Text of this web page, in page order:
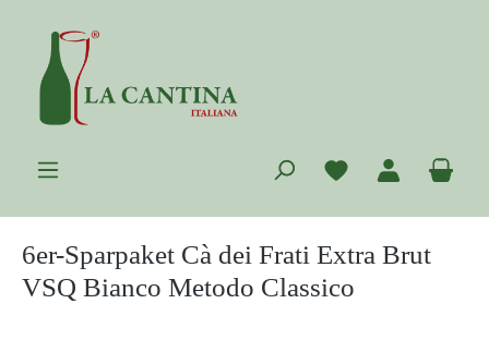
Zum Hauptinhalt springen
Du hast 0
6er-Sparpaket Cà dei Frati Extra Brut
VSQ Bianco Metodo Classico